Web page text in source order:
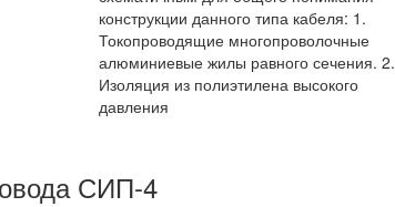
конструкции данного типа кабеля: 1.
Токопроводящие многопроволочные
алюминиевые жилы равного сечения. 2.
Изоляция из полиэтилена высокого
давления
СИП-4